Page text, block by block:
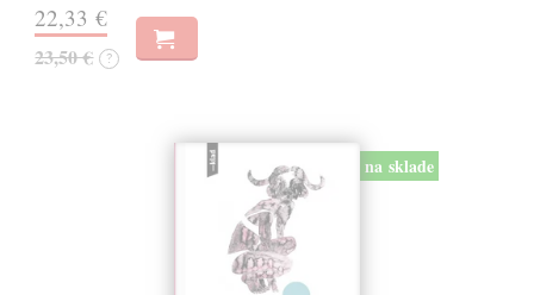
22,33 €
23,50 € ?
na sklade